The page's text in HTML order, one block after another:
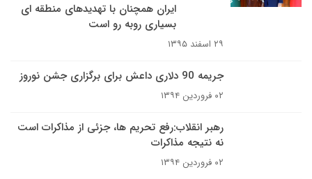
ایران همچنان با تهدیدهای منطقه ای
بسیاری روبه رو است
۲۹ اسفند ۱۳۹۵
جریمه 90 دلاری داعش برای برگزاری جشن نوروز
۰۲ فروردین ۱۳۹۴
رهبر انقلاب:رفع تحریم ها، جزئی از مذاکرات است
نه نتیجه مذاکرات
۰۲ فروردین ۱۳۹۴